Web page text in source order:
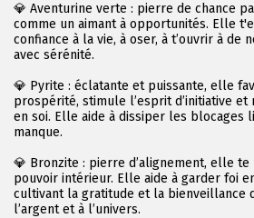
💎 Aventurine verte : pierre de chance
comme un aimant à opportunités. Elle
confiance à la vie, à oser, à t’ouvrir à de
avec sérénité.
💎 Pyrite : éclatante et puissante, elle
prospérité, stimule l’esprit d’initiative
en soi. Elle aide à dissiper les blocages
manque.
💎 Bronzite : pierre d’alignement, elle
pouvoir intérieur. Elle aide à garder foi
cultivant la gratitude et la bienveillance
l’argent et à l’univers.